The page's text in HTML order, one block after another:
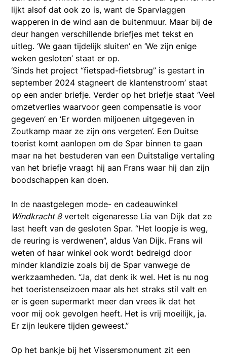
lijkt alsof dat ook zo is, want de Sparvlaggen
wapperen in de wind aan de buitenmuur. Maar bij de
deur hangen verschillende briefjes met tekst en
uitleg. ‘We gaan tijdelijk sluiten’ en ‘We zijn enige
weken gesloten’ staat er op.
‘Sinds het project “fietspad-fietsbrug” is gestart in
september 2024 stagneert de klantenstroom’ staat
op een ander briefje. Verder op het briefje staat ‘Veel
omzetverlies waarvoor geen compensatie is voor
gegeven’ en ‘Er worden miljoenen uitgegeven in
Zoutkamp maar ze zijn ons vergeten’. Een Duitse
toerist komt aanlopen om de Spar binnen te gaan
maar na het bestuderen van een Duitstalige vertaling
van het briefje vraagt hij aan Frans waar hij dan zijn
boodschappen kan doen.
In de naastgelegen mode- en cadeauwinkel
Windkracht 8vertelt eigenaresse Lia van Dijk dat ze
last heeft van de gesloten Spar. “Het loopje is weg,
de reuring is verdwenen”, aldus Van Dijk. Frans wil
weten of haar winkel ook wordt bedreigd door
minder klandizie zoals bij de Spar vanwege de
werkzaamheden. “Ja, dat denk ik wel. Het is nu nog
het toeristenseizoen maar als het straks stil valt en
er is geen supermarkt meer dan vrees ik dat het
voor mij ook gevolgen heeft. Het is vrij moeilijk, ja.
Er zijn leukere tijden geweest.”
Op het bankje bij het Vissersmonument zit een